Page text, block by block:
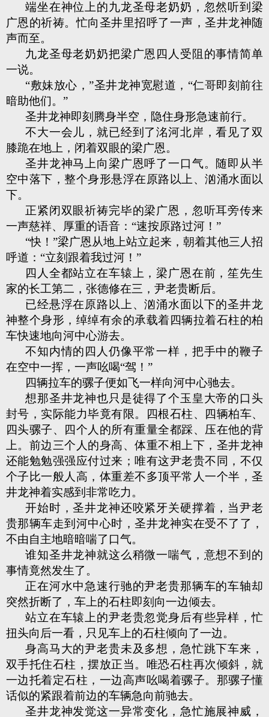
端坐在神位上的九龙圣母老奶奶，忽然听到梁
广恩的祈祷。忙向圣井里招呼了一声，圣井龙神随
声而至。
九龙圣母老奶奶把梁广恩四人受阻的事情简单
一说。
“敷妹放心，”圣井龙神宽慰道，“仁哥即刻前往
暗助他们。”
圣井龙神即刻腾身半空，隐住身形急速前行。
不大一会儿，就已经到了洺河北岸，看见了双
膝跪在地上，闭着双眼的梁广恩。
圣井龙神马上向梁广恩呼了一口气。随即从半
空中落下，整个身形悬浮在原路以上、汹涌水面以
下。
正紧闭双眼祈祷完毕的梁广恩，忽听耳旁传来
一声慈祥、厚重的语音：“速按原路过河！”
“快！”梁广恩从地上站立起来，朝着其他三人招
呼道：“立刻跟着我过河！”
四人全都站立在车辕上，梁广恩在前，笙先生
家的长工第二，张德修在三，尹老贵断后。
已经悬浮在原路以上、汹涌水面以下的圣井龙
神整个身形，绰绰有余的承载着四辆拉着石柱的柏
车快速地向河中心游去。
不知内情的四人仍像平常一样，把手中的鞭子
在空中一挥，一声吆喝“驾！”
四辆拉车的骡子便如飞一样向河中心驰去。
想那圣井龙神也只是徒得了个玉皇大帝的口头
封号，实际能力毕竟有限。四根石柱、四辆柏车、
四头骡子、四个人的所有重量全都踩、压在他的背
上。前边三个人的身高、体重不相上下，圣井龙神
还能勉勉强强应付过来；唯有这尹老贵不同，不仅
个子比一般人高，体重差不多顶平常人一个半，圣
井龙神着实感到非常吃力。
开始时，圣井龙神还咬紧牙关硬撑着，当尹老
贵那辆车走到河中心时，圣井龙神实在受不了了，
不由自主地暗暗喘了口气。
谁知圣井龙神就这么稍微一喘气，意想不到的
事情竟然发生了。
正在河水中急速行驰的尹老贵那辆车的车轴却
突然折断了，车上的石柱即刻向一边倾去。
站立在车辕上的尹老贵忽觉身后有些异样，忙
扭头向后一看，只见车上的石柱倾向了一边。
身高马大的尹老贵未及多想，急忙跳下车来，
双手托住石柱，摆放正当。唯恐石柱再次倾斜，就
一边托着定石柱，一边高声吆喝着骡子。那骡子懂
话似的紧跟着前边的车辆急向前驰去。
圣井龙神发觉这一异常变化，急忙施展神威，